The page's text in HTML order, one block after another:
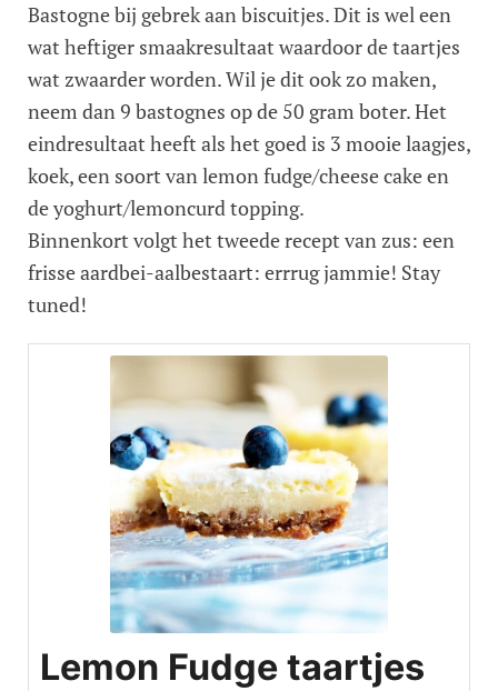
Bastogne bij gebrek aan biscuitjes. Dit is wel een
wat heftiger smaakresultaat waardoor de taartjes
wat zwaarder worden. Wil je dit ook zo maken,
neem dan 9 bastognes op de 50 gram boter. Het
eindresultaat heeft als het goed is 3 mooie laagjes,
koek, een soort van lemon fudge/cheese cake en
de yoghurt/lemoncurd topping.
Binnenkort volgt het tweede recept van zus: een
frisse aardbei-aalbestaart: errrug jammie! Stay
tuned!
Lemon Fudge taartjes